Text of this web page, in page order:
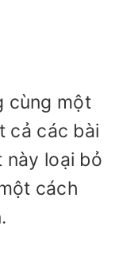
cùng một
cả các bài
này loại bỏ
cách